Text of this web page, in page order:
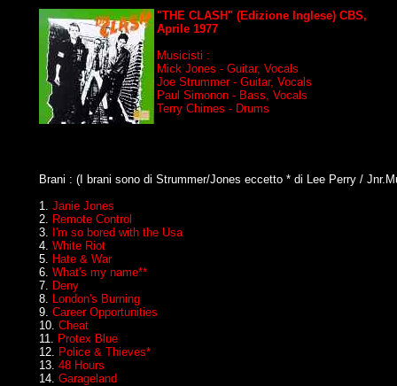
"THE CLASH" (Edizione Inglese) CBS,
Aprile 1977
Musicisti :
Mick Jones - Guitar, Vocals
Joe Strummer - Guitar, Vocals
Paul Simonon - Bass, Vocals
Terry Chimes - Drums
Brani : (I brani sono di Strummer/Jones eccetto * di Lee Perry /
1. Janie Jones
2. Remote Control
3. I'm so bored with the Usa
4. White Riot
5. Hate & War
6. What's my name**
7. Deny
8. London's Burning
9. Career Opportunities
10. Cheat
11. Protex Blue
12. Police & Thieves*
13. 48 Hours
14. Garageland